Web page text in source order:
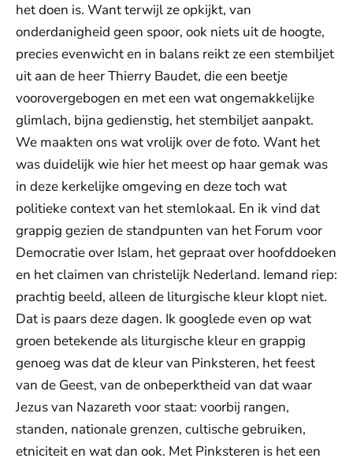
het doen is. Want terwijl ze opkijkt, van
onderdanigheid geen spoor, ook niets uit de hoogte,
precies evenwicht en in balans reikt ze een stembiljet
uit aan de heer Thierry Baudet, die een beetje
voorovergebogen en met een wat ongemakkelijke
glimlach, bijna gedienstig, het stembiljet aanpakt.
We maakten ons wat vrolijk over de foto. Want het
was duidelijk wie hier het meest op haar gemak was
in deze kerkelijke omgeving en deze toch wat
politieke context van het stemlokaal. En ik vind dat
grappig gezien de standpunten van het Forum voor
Democratie over Islam, het gepraat over hoofddoeken
en het claimen van christelijk Nederland. Iemand riep:
prachtig beeld, alleen de liturgische kleur klopt niet.
Dat is paars deze dagen. Ik googlede even op wat
groen betekende als liturgische kleur en grappig
genoeg was dat de kleur van Pinksteren, het feest
van de Geest, van de onbeperktheid van dat waar
Jezus van Nazareth voor staat: voorbij rangen,
standen, nationale grenzen, cultische gebruiken,
etniciteit en wat dan ook. Met Pinksteren is het een